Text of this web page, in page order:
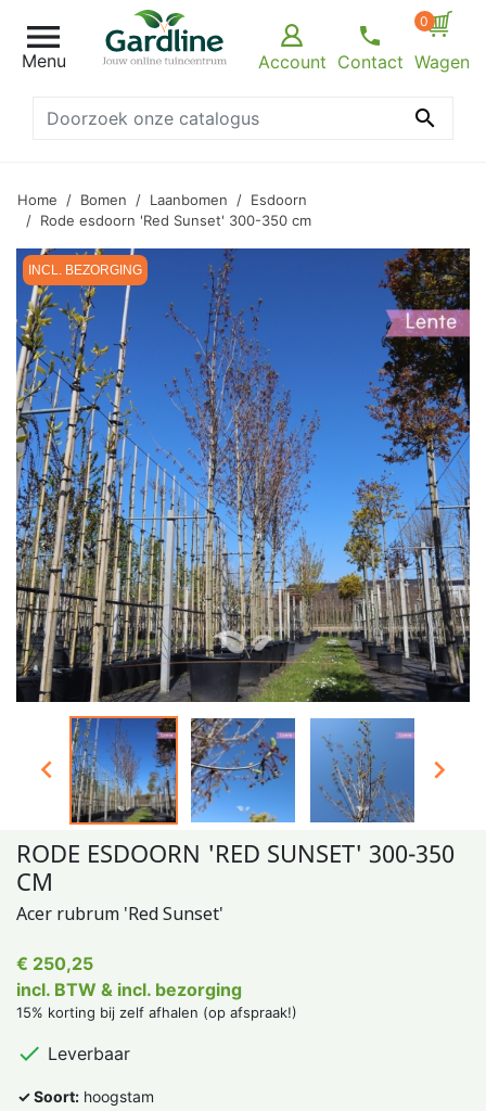

Menu Account Contact
0
Wagen

Home Bomen Laanbomen
Esdoorn
Rode esdoorn 'Red Sunset' 300-350 cm
INCL. BEZORGING
 
RODE ESDOORN 'RED SUNSET' 300-350
CM
Acer rubrum 'Red Sunset'
€ 250,25
incl. BTW & incl. bezorging
15% korting bij zelf afhalen (op afspraak!)
 Leverbaar
✓ Soort: hoogstam